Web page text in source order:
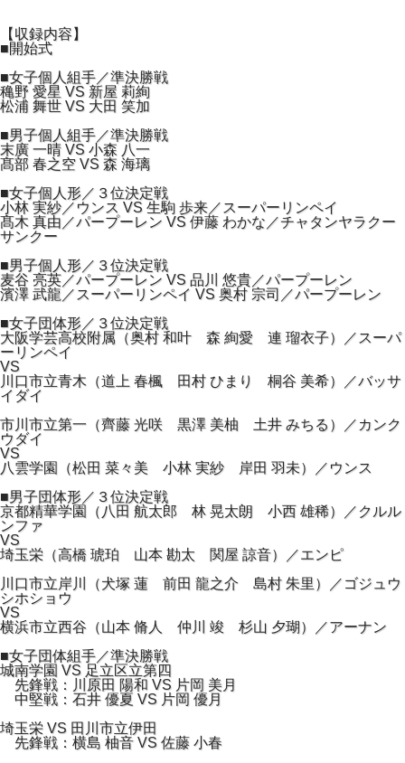
【収録内容】
■開始式
■女子個人組手／準決勝戦
穐野 愛星 VS 新屋 莉絢
松浦 舞世 VS 大田 笑加
■男子個人組手／準決勝戦
末廣 一晴 VS 小森 八一
髙部 春之空 VS 森 海璃
■女子個人形／３位決定戦
小林 実紗／ウンス VS 生駒 歩来／スーパーリンペイ
髙木 真由／パープーレン VS 伊藤 わかな／チャタンヤラクー
サンクー
■男子個人形／３位決定戦
麦谷 亮英／パープーレン VS 品川 悠貴／パープーレン
濱澤 武龍／スーパーリンペイ VS 奥村 宗司／パープーレン
■女子団体形／３位決定戦
大阪学芸高校附属（奥村 和叶 森 絢愛 連 瑠衣子）／スーパ
ーリンペイ
VS
川口市立青木（道上 春楓 田村 ひまり 桐谷 美希）／バッサ
イダイ
市川市立第一（齊藤 光咲 黒澤 美柚 土井 みちる）／カンク
ウダイ
VS
八雲学園（松田 菜々美 小林 実紗 岸田 羽未）／ウンス
■男子団体形／３位決定戦
京都精華学園（八田 航太郎 林 晃太朗 小西 雄稀）／クルル
ンファ
VS
埼玉栄（高橋 琥珀 山本 勘太 関屋 諒音）／エンピ
川口市立岸川（犬塚 蓮 前田 龍之介 島村 朱里）／ゴジュウ
シホショウ
VS
横浜市立西谷（山本 脩人 仲川 竣 杉山 夕瑚）／アーナン
■女子団体組手／準決勝戦
城南学園 VS 足立区立第四
先鋒戦：川原田 陽和 VS 片岡 美月
中堅戦：石井 優夏 VS 片岡 優月
埼玉栄 VS 田川市立伊田
先鋒戦：横島 柚音 VS 佐藤 小春